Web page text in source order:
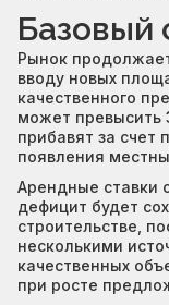
Базовый
Рынок
вводу новых
качественного
может превысить
прибавят за счет
появления
Арендные ставки
дефицит будет
строительстве,
несколькими
качественных
при росте